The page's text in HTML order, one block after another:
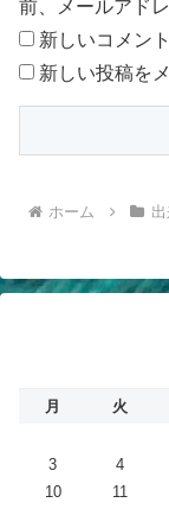
前、メールアド
新しいコメン
新しい投稿を
ホーム
月 火
3
4
10
11